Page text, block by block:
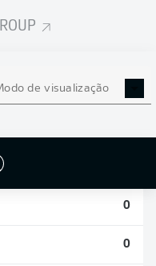
de visualização
DA
0
0